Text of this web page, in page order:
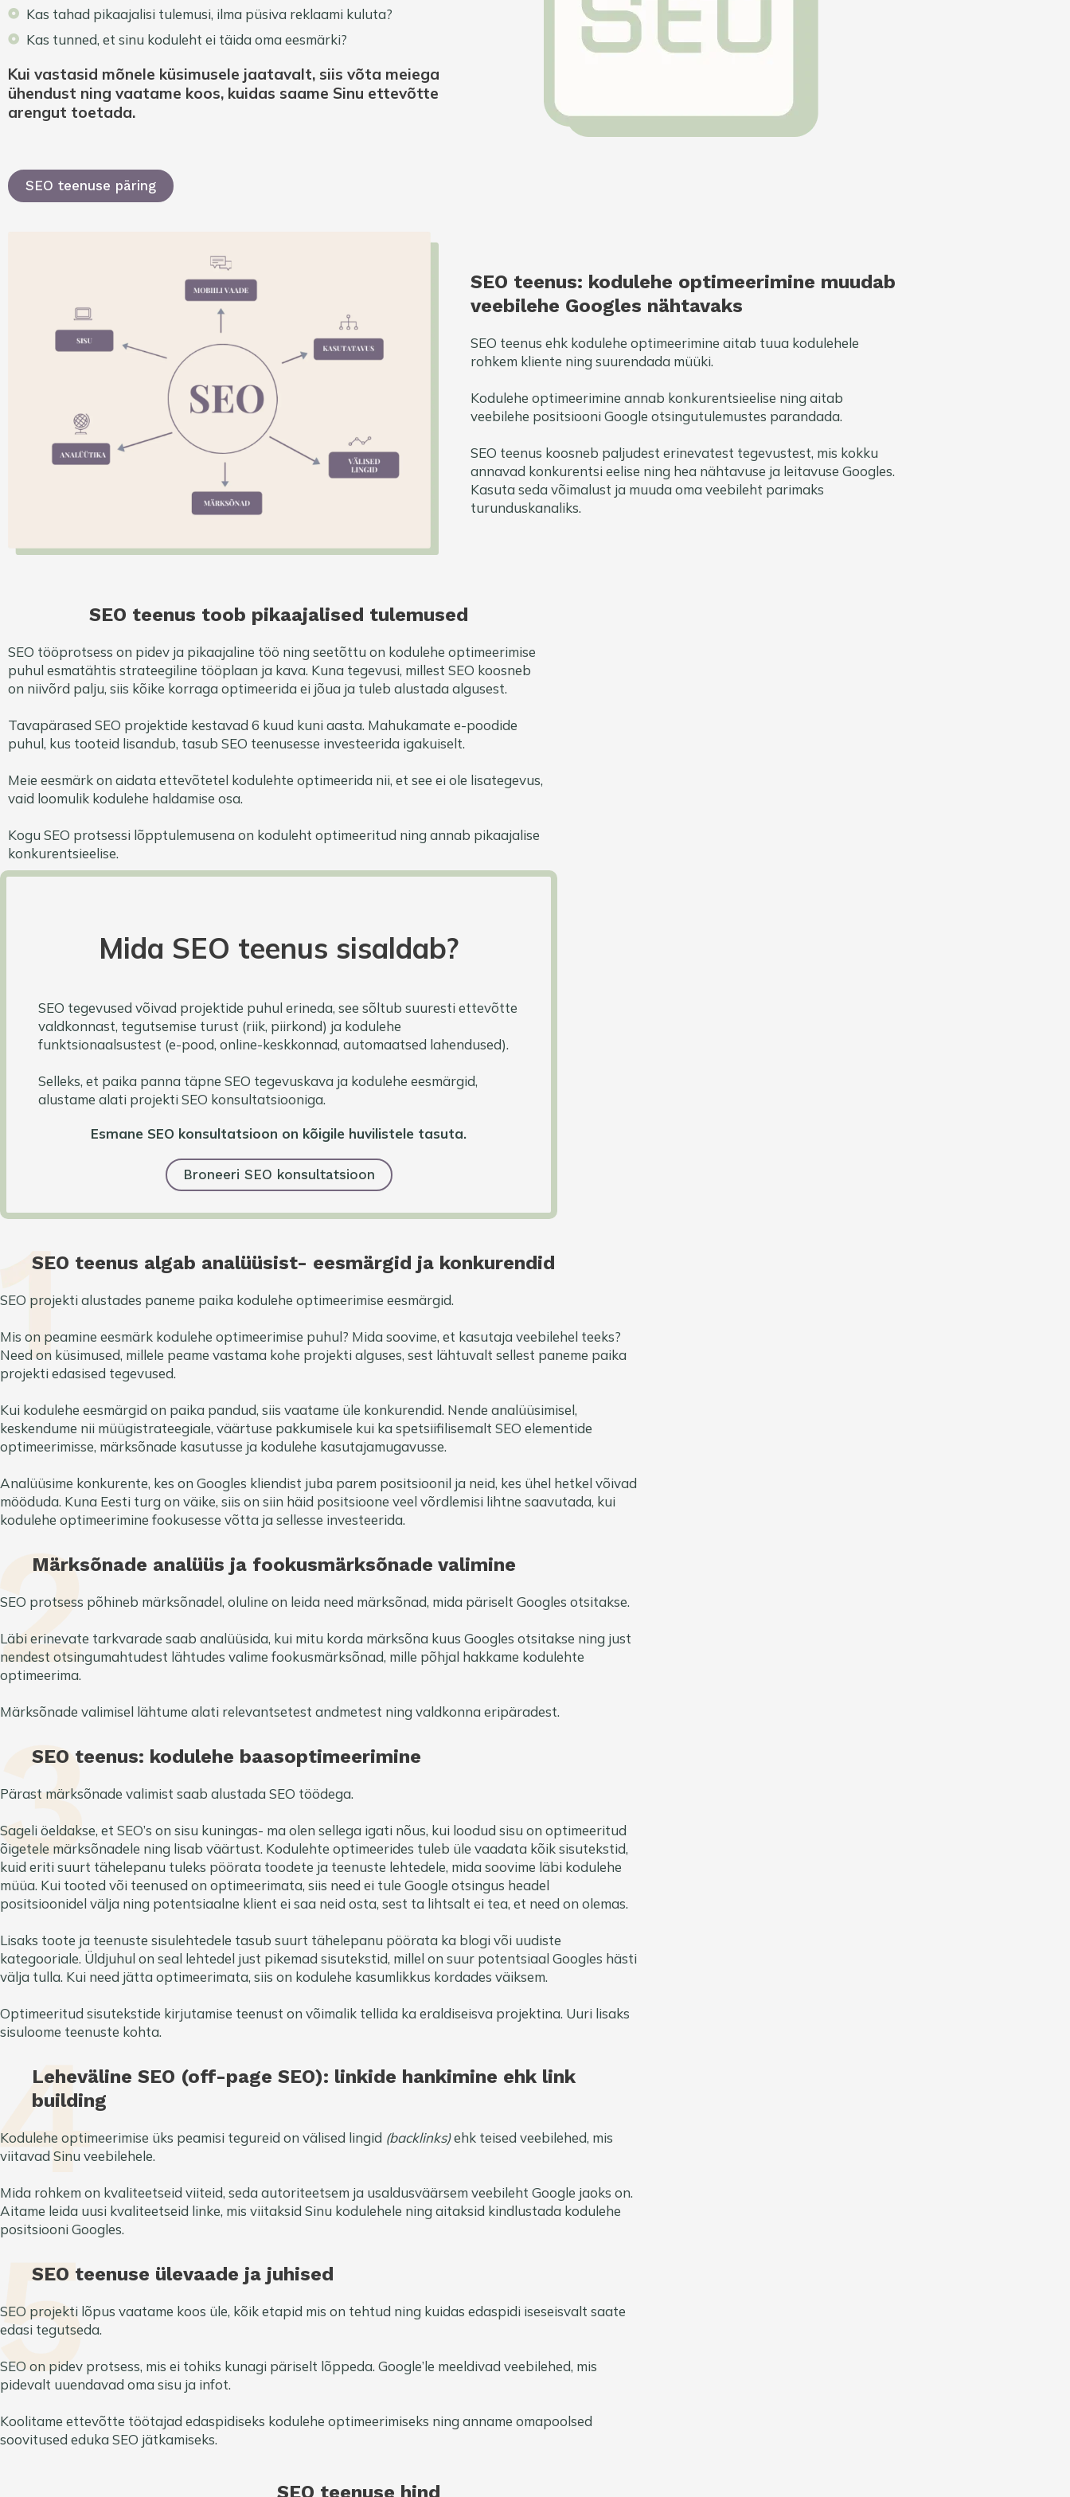
Kas tahad pikaajalisi tulemusi, ilma püsiva reklaami kuluta?
Kas tunned, et sinu koduleht ei täida oma eesmärki?
Kui vastasid mõnele küsimusele jaatavalt, siis võta meiega
ühendust ning vaatame koos, kuidas saame Sinu ettevõtte
arengut toetada.
SEO teenuse päring
SEO teenus: kodulehe optimeerimine muudab
veebilehe Googles nähtavaks
SEO teenus ehk kodulehe optimeerimine aitab tuua kodulehele
rohkem kliente ning suurendada müüki.
Kodulehe optimeerimine annab konkurentsieelise ning aitab
veebilehe positsiooni Google otsingutulemustes parandada.
SEO teenus koosneb paljudest erinevatest tegevustest, mis kokku
annavad konkurentsi eelise ning hea nähtavuse ja leitavuse Googles.
Kasuta seda võimalust ja muuda oma veebileht parimaks
turunduskanaliks.
SEO teenus toob pikaajalised tulemused
SEO tööprotsess on pidev ja pikaajaline töö ning seetõttu on kodulehe optimeerimise
puhul esmatähtis strateegiline tööplaan ja kava. Kuna tegevusi, millest SEO koosneb
on niivõrd palju, siis kõike korraga optimeerida ei jõua ja tuleb alustada algusest.
Tavapärased SEO projektide kestavad 6 kuud kuni aasta. Mahukamate e-poodide
puhul, kus tooteid lisandub, tasub SEO teenusesse investeerida igakuiselt.
Meie eesmärk on aidata ettevõtetel kodulehte optimeerida nii, et see ei ole lisategevus,
vaid loomulik kodulehe haldamise osa.
Kogu SEO protsessi lõpptulemusena on koduleht optimeeritud ning annab pikaajalise
konkurentsieelise.
Mida SEO teenus sisaldab?
SEO tegevused võivad projektide puhul erineda, see sõltub suuresti ettevõtte
valdkonnast, tegutsemise turust (riik, piirkond) ja kodulehe
funktsionaalsustest (e-pood, online-keskkonnad, automaatsed lahendused).
Selleks, et paika panna täpne SEO tegevuskava ja kodulehe eesmärgid,
alustame alati projekti SEO konsultatsiooniga.
Esmane SEO konsultatsioon on kõigile huvilistele tasuta.
Broneeri SEO konsultatsioon
SEO teenus algab analüüsist- eesmärgid ja konkurendid
SEO projekti alustades paneme paika kodulehe optimeerimise eesmärgid.
Mis on peamine eesmärk kodulehe optimeerimise puhul? Mida soovime, et kasutaja veebilehel teeks?
Need on küsimused, millele peame vastama kohe projekti alguses, sest lähtuvalt sellest paneme paika
projekti edasised tegevused.
Kui kodulehe eesmärgid on paika pandud, siis vaatame üle konkurendid. Nende analüüsimisel,
keskendume nii müügistrateegiale, väärtuse pakkumisele kui ka spetsiifilisemalt SEO elementide
optimeerimisse, märksõnade kasutusse ja kodulehe kasutajamugavusse.
Analüüsime konkurente, kes on Googles kliendist juba parem positsioonil ja neid, kes ühel hetkel võivad
mööduda. Kuna Eesti turg on väike, siis on siin häid positsioone veel võrdlemisi lihtne saavutada, kui
kodulehe optimeerimine fookusesse võtta ja sellesse investeerida.
Märksõnade analüüs ja fookusmärksõnade valimine
SEO protsess põhineb märksõnadel, oluline on leida need märksõnad, mida päriselt Googles otsitakse.
Läbi erinevate tarkvarade saab analüüsida, kui mitu korda märksõna kuus Googles otsitakse ning just
nendest otsingumahtudest lähtudes valime fookusmärksõnad, mille põhjal hakkame kodulehte
optimeerima.
Märksõnade valimisel lähtume alati relevantsetest andmetest ning valdkonna eripäradest.
SEO teenus: kodulehe baasoptimeerimine
Pärast märksõnade valimist saab alustada SEO töödega.
Sageli öeldakse, et SEO’s on sisu kuningas- ma olen sellega igati nõus, kui loodud sisu on optimeeritud
õigetele märksõnadele ning lisab väärtust. Kodulehte optimeerides tuleb üle vaadata kõik sisutekstid,
kuid eriti suurt tähelepanu tuleks pöörata toodete ja teenuste lehtedele, mida soovime läbi kodulehe
müüa. Kui tooted või teenused on optimeerimata, siis need ei tule Google otsingus headel
positsioonidel välja ning potentsiaalne klient ei saa neid osta, sest ta lihtsalt ei tea, et need on olemas.
Lisaks toote ja teenuste sisulehtedele tasub suurt tähelepanu pöörata ka blogi või uudiste
kategooriale. Üldjuhul on seal lehtedel just pikemad sisutekstid, millel on suur potentsiaal Googles hästi
välja tulla. Kui need jätta optimeerimata, siis on kodulehe kasumlikkus kordades väiksem.
Optimeeritud sisutekstide kirjutamise teenust on võimalik tellida ka eraldiseisva projektina. Uuri lisaks
sisuloome teenuste kohta.
Leheväline SEO (off-page SEO): linkide hankimine ehk link
building
Kodulehe optimeerimise üks peamisi tegureid on välised lingid (backlinks)ehk teised veebilehed, mis
viitavad Sinu veebilehele.
Mida rohkem on kvaliteetseid viiteid, seda autoriteetsem ja usaldusväärsem veebileht Google jaoks on.
Aitame leida uusi kvaliteetseid linke, mis viitaksid Sinu kodulehele ning aitaksid kindlustada kodulehe
positsiooni Googles.
SEO teenuse ülevaade ja juhised
SEO projekti lõpus vaatame koos üle, kõik etapid mis on tehtud ning kuidas edaspidi iseseisvalt saate
edasi tegutseda.
SEO on pidev protsess, mis ei tohiks kunagi päriselt lõppeda. Google’le meeldivad veebilehed, mis
pidevalt uuendavad oma sisu ja infot.
Koolitame ettevõtte töötajad edaspidiseks kodulehe optimeerimiseks ning anname omapoolsed
soovitused eduka SEO jätkamiseks.
SEO teenuse hind